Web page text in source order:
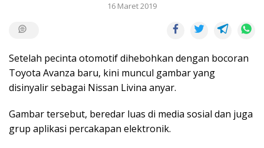
16 Maret 2019
Setelah pecinta otomotif dihebohkan dengan bocoran
Toyota Avanza baru, kini muncul gambar yang
disinyalir sebagai Nissan Livina anyar.
Gambar tersebut, beredar luas di media sosial dan juga
grup aplikasi percakapan elektronik.